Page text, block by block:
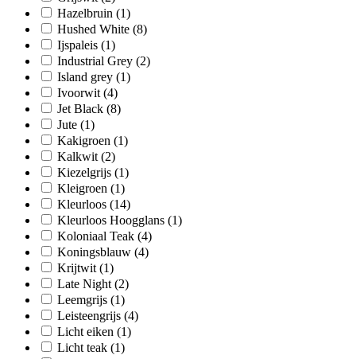
Hazelbruin (1)
Hushed White (8)
Ijspaleis (1)
Industrial Grey (2)
Island grey (1)
Ivoorwit (4)
Jet Black (8)
Jute (1)
Kakigroen (1)
Kalkwit (2)
Kiezelgrijs (1)
Kleigroen (1)
Kleurloos (14)
Kleurloos Hoogglans (1)
Koloniaal Teak (4)
Koningsblauw (4)
Krijtwit (1)
Late Night (2)
Leemgrijs (1)
Leisteengrijs (4)
Licht eiken (1)
Licht teak (1)